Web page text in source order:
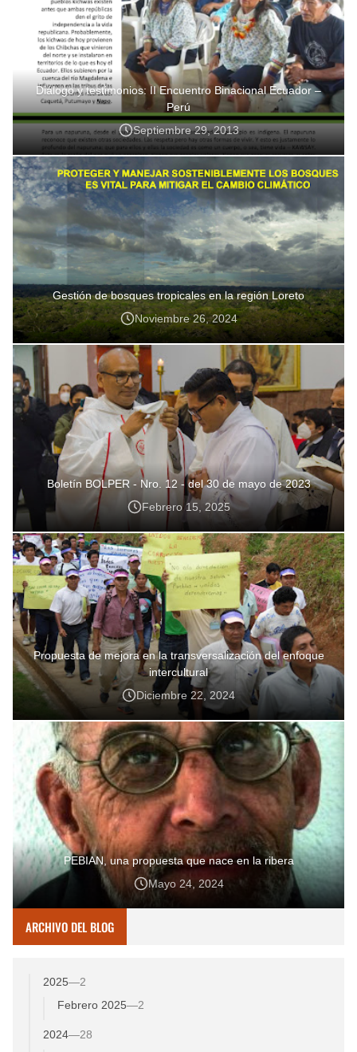
Diálogo y testimonios: II Encuentro Binacional Ecuador –
Perú
Septiembre 29, 2013
Gestión de bosques tropicales en la región Loreto
Noviembre 26, 2024
Boletín BOLPER - Nro. 12 - del 30 de mayo de 2023
Febrero 15, 2025
Propuesta de mejora en la transversalización del enfoque
intercultural
Diciembre 22, 2024
PEBIAN, una propuesta que nace en la ribera
Mayo 24, 2024
ARCHIVO DEL BLOG
2025—2
Febrero 2025—2
2024—28